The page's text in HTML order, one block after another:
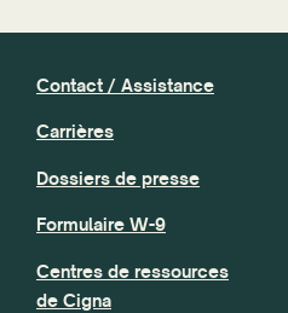
Contact / Assistance
Carrières
Dossiers de presse
Formulaire W-9
Centres de ressources
de Cigna